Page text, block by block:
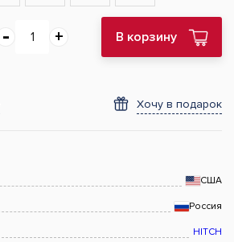
В корзину
Хочу в подарок
США
Россия
HITCH